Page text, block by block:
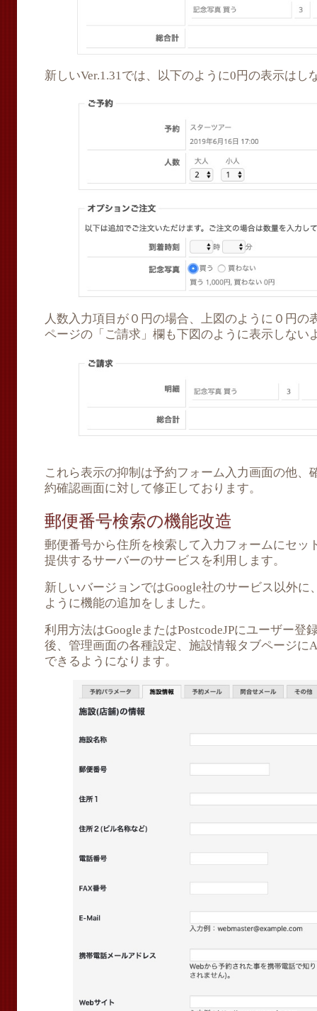
新しいVer.1.31では、以下のように0円の表示はし
人数入力項目が０円の場合、上図のように０円の
ページの「ご請求」欄も下図のように表示しない
これら表示の抑制は予約フォーム入力画面の他、
約確認画面に対して修正しております。
郵便番号検索の機能改造
郵便番号から住所を検索して入力フォームにセッ
提供するサーバーのサービスを利用します。
新しいバージョンではGoogle社のサービス以外に
ように機能の追加をしました。
利用方法はGoogleまたはPostcodeJPにユーザー登
後、管理画面の各種設定、施設情報タブページに
できるようになります。